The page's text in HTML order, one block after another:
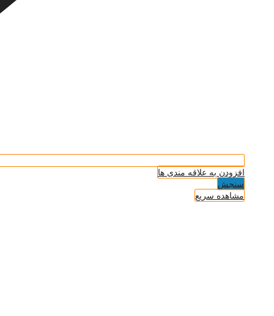
افزودن به علاقه مندی ها
سنجش
مشاهده سریع